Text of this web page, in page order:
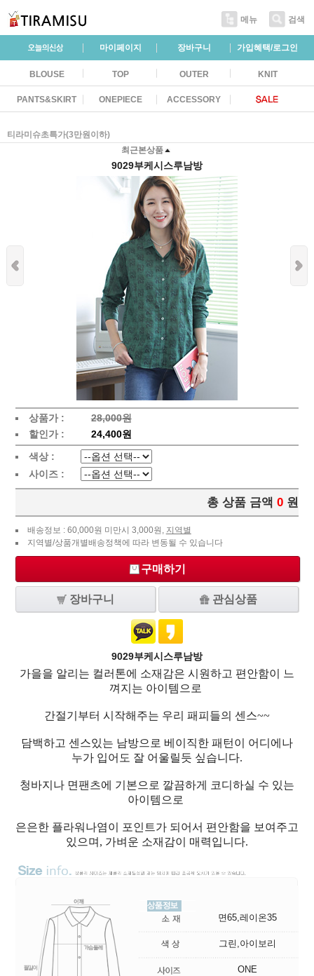
메뉴 검색
마이페이지 장바구니 가입혜택/로그인
BLOUSE TOP OUTER KNIT
PANTS&SKIRT ONEPIECE ACCESSORY
티라미슈초특가(3만원이하)
최근본상품
9029부케시스루남방
상품가 :
28,000원
할인가 :
24,400원
색상 :
사이즈 :
총 상품 금액 0 원
배송정보 : 60,000원 미만시 3,000원, 지역별
지역별/상품개별배송정책에 따라 변동될 수 있습니다
구매하기
장바구니 관심상품
9029부케시스루남방
가을을 알리는 컬러톤에 소재감은 시원하고 편안함이 느
껴지는 아이템으로
간절기부터 시작해주는 우리 패피들의 센스~~
담백하고 센스있는 남방으로 베이직한 패턴이 어디에나
누가 입어도 잘 어울릴듯 싶습니다.
청바지나 면팬츠에 기본으로 깔끔하게 코디하실 수 있는
아이템으로
은은한 플라워나염이 포인트가 되어서 편안함을 보여주고
있으며, 가벼운 소재감이 매력입니다.
면65,레이온35
그린,아이보리
ONE